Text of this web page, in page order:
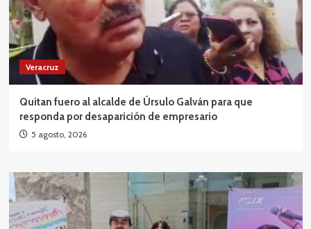
Veracruz
Quitan fuero al alcalde de Úrsulo Galván para que
responda por desaparición de empresario
5 agosto, 2026